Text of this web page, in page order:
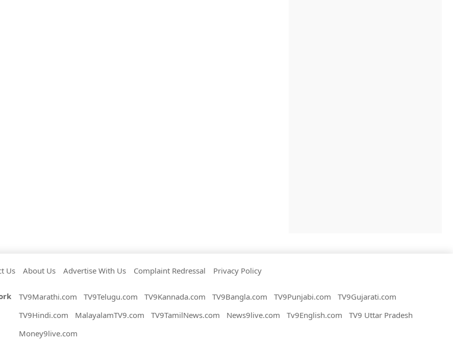
Us About Us Advertise With Us Complaint Redressal Privacy Policy
TV9Marathi.com TV9Telugu.com TV9Kannada.com TV9Bangla.com TV9Punjabi.com
TV9Gujarati.com
TV9Hindi.com
MalayalamTV9.com TV9TamilNews.com News9live.com Tv9English.com
TV9 Uttar Pradesh
Money9live.com